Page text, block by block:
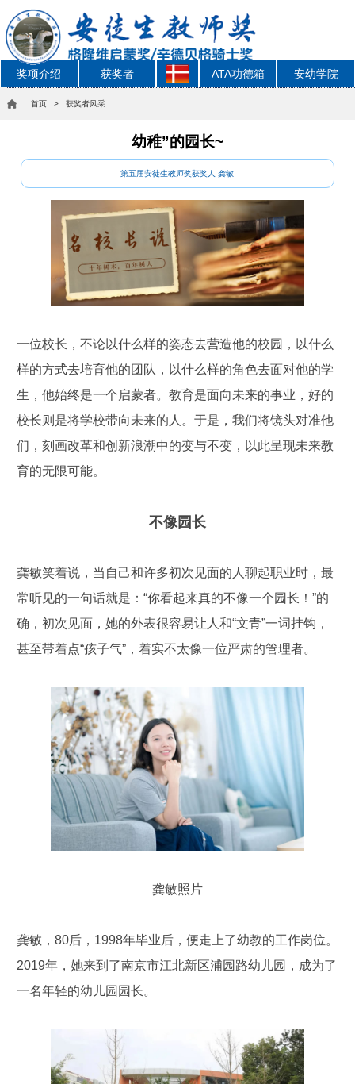
奖项介绍 获奖者 ATA功德箱 安幼学院
首页> 获奖者风采
幼稚”的园长~
第五届安徒生教师奖获奖人 龚敏
一位校长，不论以什么样的姿态去营造他的校园，以什么
样的方式去培育他的团队，以什么样的角色去面对他的学
生，他始终是一个启蒙者。教育是面向未来的事业，好的
校长则是将学校带向未来的人。于是，我们将镜头对准他
们，刻画改革和创新浪潮中的变与不变，以此呈现未来教
育的无限可能。
不像园长
龚敏笑着说，当自己和许多初次见面的人聊起职业时，最
常听见的一句话就是：“你看起来真的不像一个园长！”的
确，初次见面，她的外表很容易让人和“文青”一词挂钩，
甚至带着点“孩子气”，着实不太像一位严肃的管理者。
龚敏照片
龚敏，80后，1998年毕业后，便走上了幼教的工作岗位。
2019年，她来到了南京市江北新区浦园路幼儿园，成为了
一名年轻的幼儿园园长。